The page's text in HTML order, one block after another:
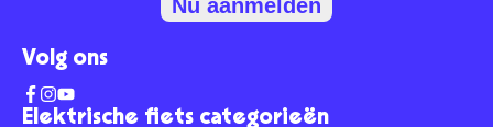
Elektrische fiets categorieën
Nu aanmelden
Volg ons